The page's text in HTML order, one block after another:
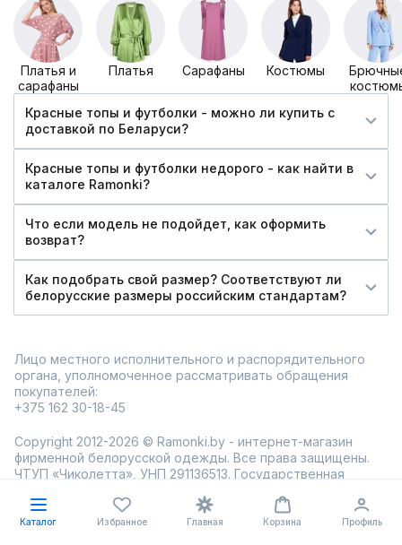
Платья и
сарафаны
Платья Сарафаны Костюмы
Красные топы и футболки - можно ли купить c
доставкой по Беларуси?
Красные топы и футболки недорого - как найти в
каталоге Ramonki?
Что если модель не подойдет, как оформить
возврат?
Как подобрать свой размер? Соответствуют ли
белорусские размеры российским стандартам?
Лицо местного исполнительного и распорядительного
органа, уполномоченное рассматривать обращения
покупателей:
+375 162 30-18-45
Copyright 2012-2026 © Ramonki.by - интернет-магазин
фирменной белорусской одежды. Все права защищены.
ЧТУП «Чиколетта», УНП 291136513. Государственная
района г. Бреста. Свидетельство о государственной
регистрации № 0061143. Регистрационный номер в
Каталог Избранное Главная Корзина Профиль